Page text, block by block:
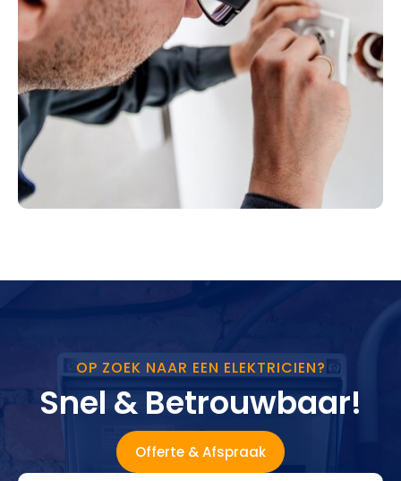
OP ZOEK NAAR EEN ELEKTRICIEN?
Snel & Betrouwbaar!
Offerte & Afspraak